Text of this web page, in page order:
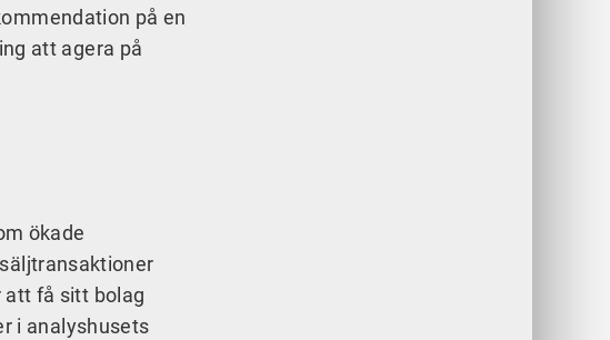
på en
att agera på
ökade
att få sitt bolag
i analyshusets